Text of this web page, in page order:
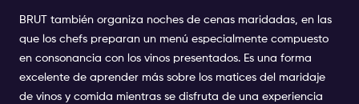
BRUT también organiza noches de cenas maridadas, en las
que los chefs preparan un menú especialmente compuesto
en consonancia con los vinos presentados. Es una forma
excelente de aprender más sobre los matices del maridaje
de vinos y comida mientras se disfruta de una experiencia